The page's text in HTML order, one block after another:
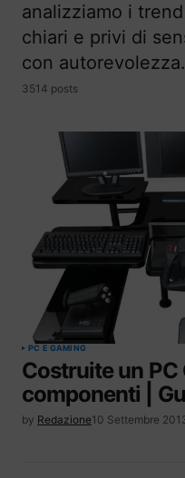
analizziamo i
chiari e privi di
con autorevolezza.
3514 posts
PC E GAMING
Costruite un PC
componenti |
by Redazione10 Settembre